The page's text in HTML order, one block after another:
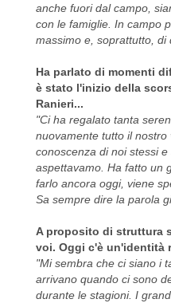
anche fuori dal campo,
con le famiglie. In campo
massimo e, soprattutto, di
Ha parlato di momenti
è stato l'inizio della
Ranieri...
"Ci ha regalato tanta
nuovamente tutto il
conoscenza di noi stessi
aspettavamo. Ha fatto un
farlo ancora oggi, viene
Sa sempre dire la parola
A proposito di struttura
voi. Oggi c'è un'identità
"Mi sembra che ci siano i
arrivano quando ci sono
durante le stagioni. I